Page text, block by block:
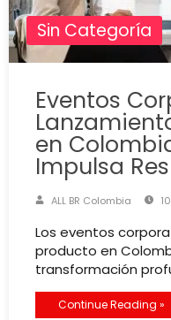
Sin Categoría
Eventos
en
Impulsa
ALL BR Colombia
Los eventos
producto en
transformación
Continue Reading »